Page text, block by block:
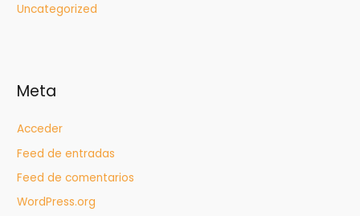
Uncategorized
Meta
Acceder
Feed de entradas
Feed de comentarios
WordPress.org